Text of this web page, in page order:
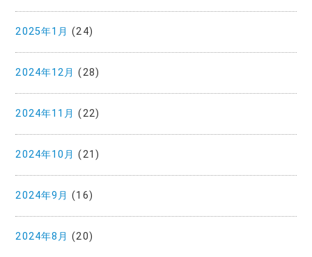
2025年1月 (24)
2024年12月 (28)
2024年11月 (22)
2024年10月 (21)
2024年9月 (16)
2024年8月 (20)